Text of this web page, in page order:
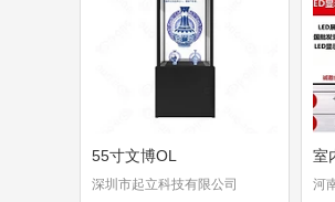
55寸文博OL
深圳市起立科技有限公司
室
河